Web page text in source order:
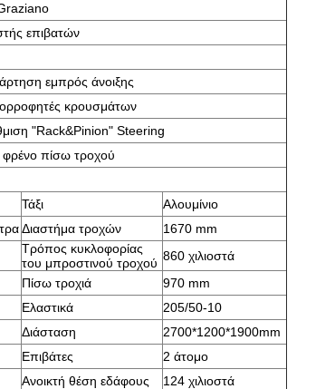
επιβατών
εμπρός άνοιξης
κρουσμάτων
"Rack&Pinion" Steering
φρένο πίσω τροχού
Τάξι
Αλουμίνιο
Διαστήμα τροχών
1670 mm
Τρόπος κυκλοφορίας
του μπροστινού τροχού 860 χιλιοστά
Πίσω τροχιά
970 mm
Ελαστικά
205/50-10
Διάσταση
2700*1200*1900mm
Επιβάτες
2 άτομο
Ανοικτή θέση εδάφους 124 χιλιοστά